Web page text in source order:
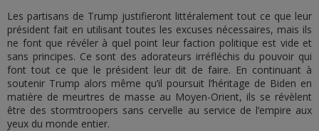
Les partisans de Trump justifieront littéralement tout ce que leur
président fait en utilisant toutes les excuses nécessaires, mais ils
ne font que révéler à quel point leur faction politique est vide et
sans principes. Ce sont des adorateurs irréfléchis du pouvoir qui
font tout ce que le président leur dit de faire. En continuant à
soutenir Trump alors même qu’il poursuit l’héritage de Biden en
matière de meurtres de masse au Moyen-Orient, ils se révèlent
être des stormtroopers sans cervelle au service de l’empire aux
yeux du monde entier.